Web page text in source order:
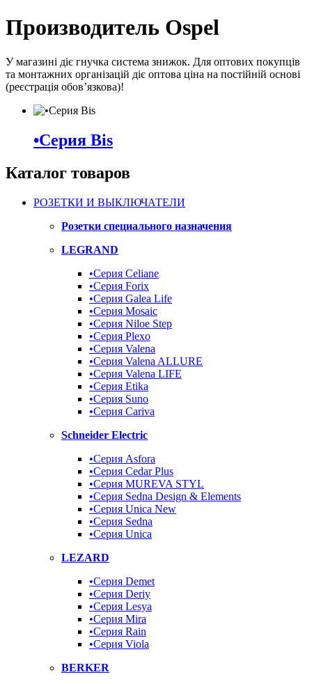
Производитель Ospel
У магазині діє гнучка система знижок. Для оптових покупців
та монтажних організацій діє оптова ціна на постійній основі
(реєстрація обов’язкова)!
•Серия Bis
Каталог товаров
РОЗЕТКИ И ВЫКЛЮЧАТЕЛИ
Розетки специального назначения
LEGRAND
•Серия Celiane
•Серия Forix
•Серия Galea Life
•Серия Mosaic
•Серия Niloe Step
•Серия Plexo
•Серия Valena
•Серия Valena ALLURE
•Серия Valena LIFE
•Серия Etika
•Серия Suno
•Серия Cariva
Schneider Electric
•Серия Asfora
•Серия Cedar Plus
•Серия MUREVA STYL
•Серия Sedna Design & Elements
•Серия Unica New
•Серия Sedna
•Серия Unica
LEZARD
•Серия Demet
•Серия Deriy
•Серия Lesya
•Серия Mira
•Серия Rain
•Серия Viola
BERKER